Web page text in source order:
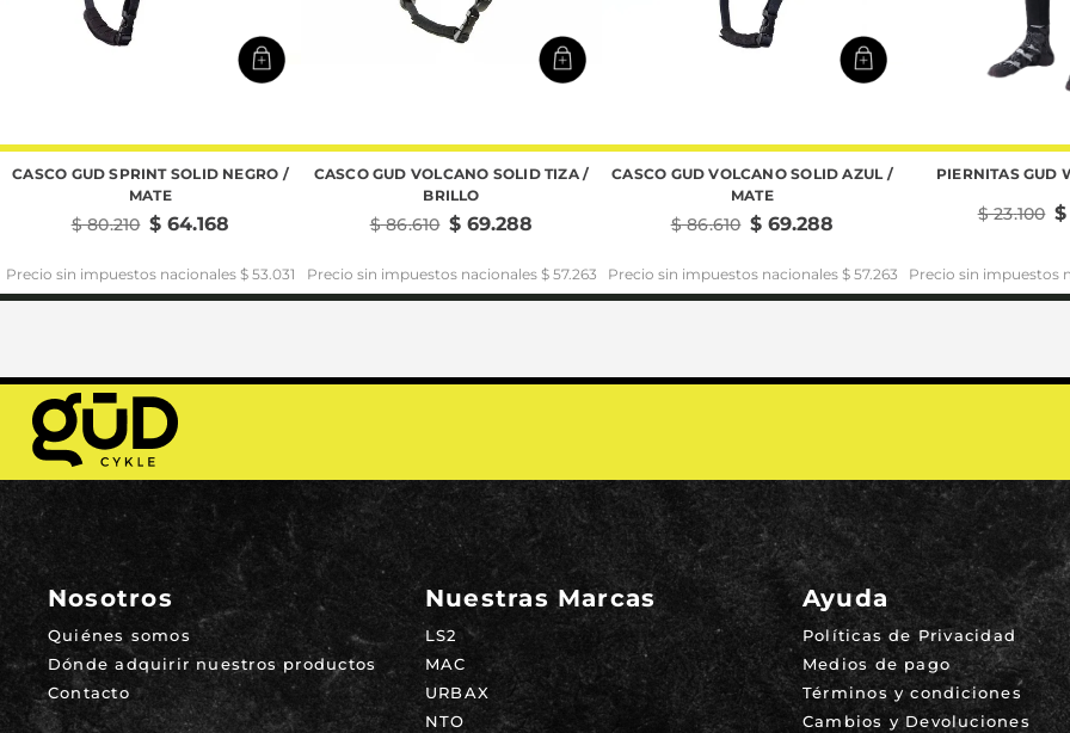
CASCO GUD SPRINT SOLID NEGRO /
MATE
$ 80.210 $ 64.168
Precio sin impuestos nacionales $ 53.031
CASCO GUD VOLCANO SOLID TIZA /
BRILLO
$ 86.610 $ 69.288
Precio sin impuestos nacionales $ 57.263
CASCO GUD VOLCANO SOLID AZUL /
MATE
$ 86.610 $ 69.288
Precio sin impuestos nacionales $ 57.263
PIERNITAS GUD
$ 23.100 $
Precio sin impuestos
Nosotros
Quiénes somos
Dónde adquirir nuestros productos
Contacto
Nuestras Marcas
LS2
MAC
URBAX
NTO
Ayuda
Políticas de Privacidad
Medios de pago
Términos y condiciones
Cambios y Devoluciones